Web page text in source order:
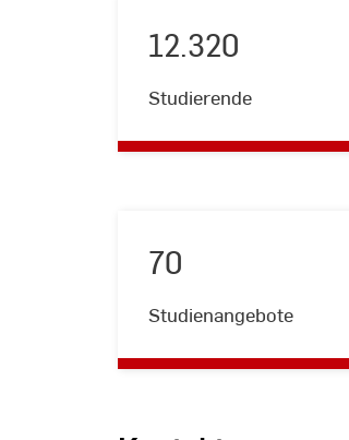
12.320
Studierende
70
Studienangebote